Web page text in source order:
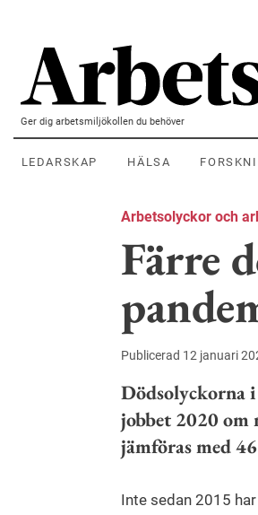
Ger dig arbetsmiljökollen du behöver
LEDARSKAP HÄLSA
Arbetsolyckor och
Färre
Publicerad 12 januari
Dödsolyckorna
jobbet 2020 om
jämföras med
Inte sedan 2015